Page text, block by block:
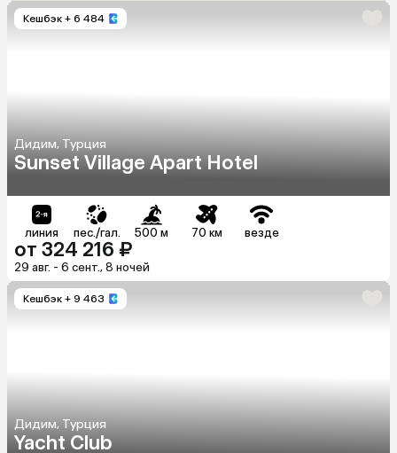
Кешбэк + 6 484
Дидим, Турция
Sunset Village Apart Hotel
линия пес./гал. 500 м 70 км везде
от 324 216 ₽
29 авг. - 6 сент., 8 ночей
Кешбэк + 9 463
Дидим, Турция
Yacht Club